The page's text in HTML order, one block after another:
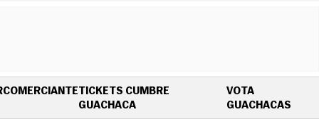
COMERCIANTETICKETS CUMBRE
GUACHACAOPENS IN NEW WINDOW
VOTA
GUACHACAS